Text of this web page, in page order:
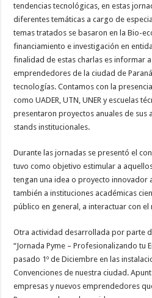
tendencias tecnológicas, en estas
diferentes temáticas a cargo de
temas tratados se basaron en la Bio-
financiamiento e investigación en
finalidad de estas charlas es informar
emprendedores de la ciudad de
tecnologías. Contamos con la
como UADER, UTN, UNER y escuelas
presentaron proyectos anuales de sus
stands institucionales.
Durante las jornadas se presentó el
tuvo como objetivo estimular a
tengan una idea o proyecto innovador
también a instituciones académicas
público en general, a interactuar con
Otra actividad desarrollada por parte
“Jornada Pyme – Profesionalizando tu
pasado 1º de Diciembre en las
Convenciones de nuestra ciudad.
empresas y nuevos emprendedores